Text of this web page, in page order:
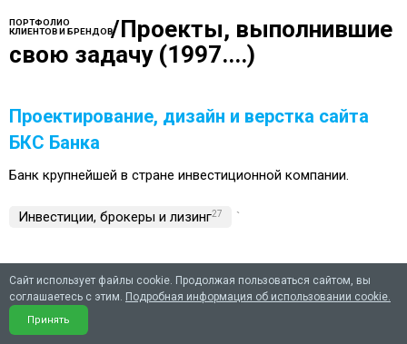
ПОРТФОЛИО
КЛИЕНТОВ И БРЕНДОВ/Проекты, выполнившие
свою задачу (1997....)
Проектирование, дизайн и верстка сайта
БКС Банка
Банк крупнейшей в стране инвестиционной компании.
Инвестиции, брокеры и лизинг27 `
Корпоративный сайт для ведущей
компании на рынке ценных бумаг URSA-
Сайт использует файлы cookie. Продолжая пользоваться сайтом, вы
соглашаетесь с этим. Подробная информация об использовании cookie.
Принять